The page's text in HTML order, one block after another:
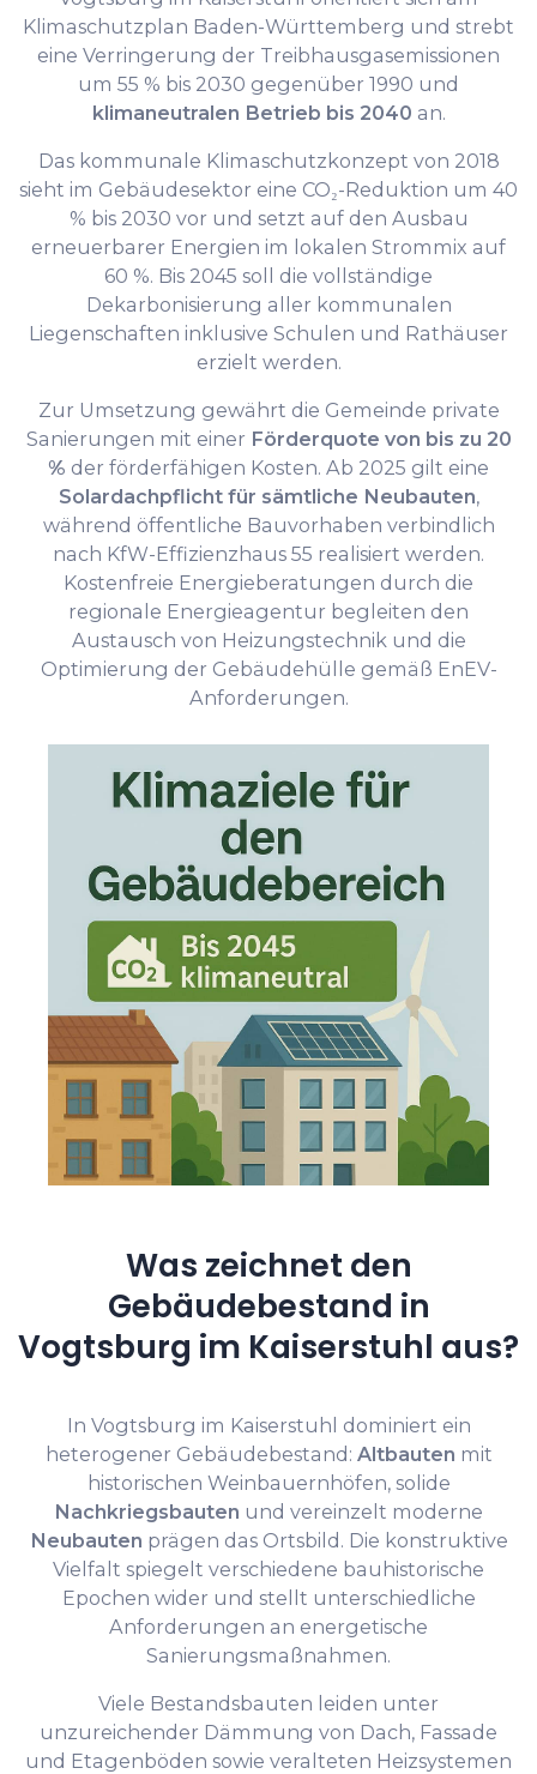
Klimaschutzplan Baden-Württemberg und strebt
eine Verringerung der Treibhausgasemissionen
um 55 % bis 2030 gegenüber 1990 und
klimaneutralen Betrieb bis 2040 an.
Das kommunale Klimaschutzkonzept von 2018
sieht im Gebäudesektor eine CO₂-Reduktion um 40
% bis 2030 vor und setzt auf den Ausbau
erneuerbarer Energien im lokalen Strommix auf
60 %. Bis 2045 soll die vollständige
Dekarbonisierung aller kommunalen
Liegenschaften inklusive Schulen und Rathäuser
erzielt werden.
Zur Umsetzung gewährt die Gemeinde private
Sanierungen mit einer Förderquote von bis zu 20
% der förderfähigen Kosten. Ab 2025 gilt eine
Solardachpflicht für sämtliche Neubauten,
während öffentliche Bauvorhaben verbindlich
nach KfW-Effizienzhaus 55 realisiert werden.
Kostenfreie Energieberatungen durch die
regionale Energieagentur begleiten den
Austausch von Heizungstechnik und die
Optimierung der Gebäudehülle gemäß EnEV-
Anforderungen.
Was zeichnet den
Gebäudebestand in
Vogtsburg im Kaiserstuhl aus?
In Vogtsburg im Kaiserstuhl dominiert ein
heterogener Gebäudebestand: Altbauten mit
historischen Weinbauernhöfen, solide
Nachkriegsbauten und vereinzelt moderne
Neubauten prägen das Ortsbild. Die konstruktive
Vielfalt spiegelt verschiedene bauhistorische
Epochen wider und stellt unterschiedliche
Anforderungen an energetische
Sanierungsmaßnahmen.
Viele Bestandsbauten leiden unter
unzureichender Dämmung von Dach, Fassade
und Etagenböden sowie veralteten Heizsystemen